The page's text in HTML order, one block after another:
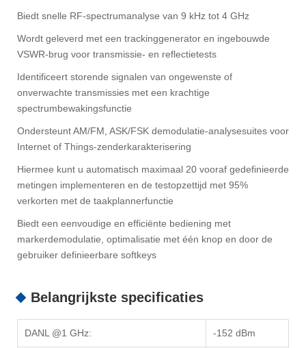
Biedt snelle RF-spectrumanalyse van 9 kHz tot 4 GHz
Wordt geleverd met een trackinggenerator en ingebouwde
VSWR-brug voor transmissie- en reflectietests
Identificeert storende signalen van ongewenste of
onverwachte transmissies met een krachtige
spectrumbewakingsfunctie
Ondersteunt AM/FM, ASK/FSK demodulatie-analysesuites voor
Internet of Things-zenderkarakterisering
Hiermee kunt u automatisch maximaal 20 vooraf gedefinieerde
metingen implementeren en de testopzettijd met 95%
verkorten met de taakplannerfunctie
Biedt een eenvoudige en efficiënte bediening met
markerdemodulatie, optimalisatie met één knop en door de
gebruiker definieerbare softkeys
Belangrijkste specificaties
DANL @1 GHz: -152 dBm